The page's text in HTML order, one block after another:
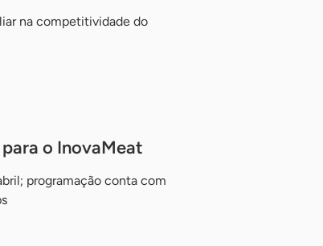
na competitividade do
o InovaMeat
programação conta com